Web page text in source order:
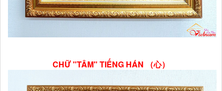
CHỮ "TÂM" TIẾNG HÁN （心）